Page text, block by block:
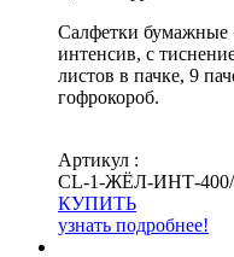
Салфетки бумажные
интенсив, с
листов в пачке, 9
гофрокороб.
Артикул :
СL-1-ЖЁЛ-ИНТ-
КУПИТЬ
узнать подробнее!